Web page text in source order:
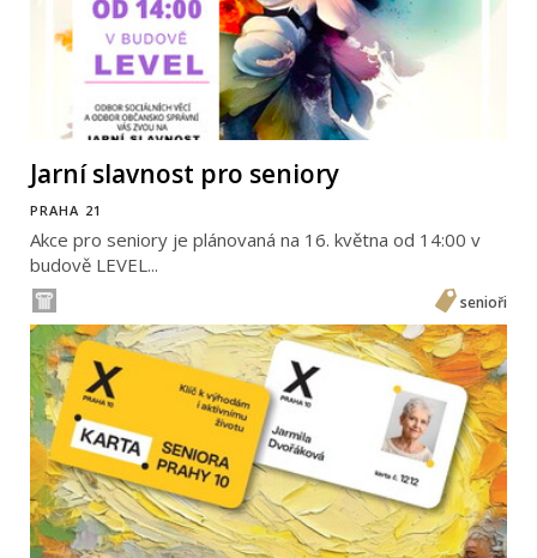
Jarní slavnost pro seniory
PRAHA 21
Akce pro seniory je plánovaná na 16. května od 14:00 v
budově LEVEL...
senioři